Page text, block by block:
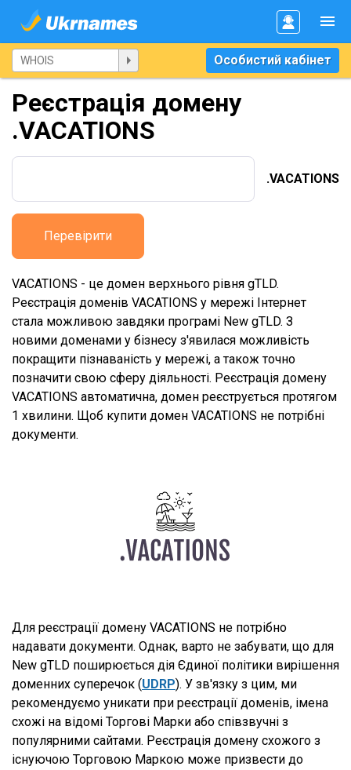
Особистий кабінет
Реєстрація домену
.VACATIONS
.VACATIONS
Перевірити
VACATIONS - це домен верхнього рівня gTLD.
Реєстрація доменів VACATIONS у мережі Інтернет
стала можливою завдяки програмі New gTLD. З
новими доменами у бізнесу з'явилася можливість
покращити пізнаваність у мережі, а також точно
позначити свою сферу діяльності. Реєстрація домену
VACATIONS автоматична, домен реєструється протягом
1 хвилини. Щоб купити домен VACATIONS не потрібні
документи.
Для реєстрації домену VACATIONS не потрібно
надавати документи. Однак, варто не забувати, що для
New gTLD поширюється дія Єдиної політики вирішення
доменних суперечок (UDRP). У зв'язку з цим, ми
рекомендуємо уникати при реєстрації доменів, імена
схожі на відомі Торгові Марки або співзвучні з
популярними сайтами. Реєстрація домену схожого з
існуючою Торговою Маркою може призвести до